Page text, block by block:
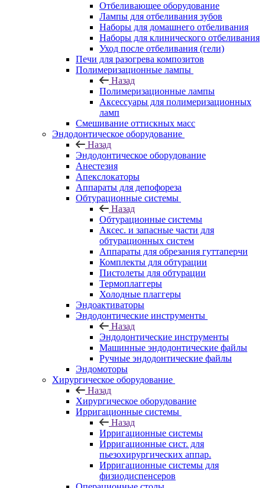
Отбеливающее оборудование
Лампы для отбеливания зубов
Наборы для домашнего отбеливания
Наборы для клинического отбеливания
Уход после отбеливания (гели)
Печи для разогрева композитов
Полимеризационные лампы
Назад
Полимеризационные лампы
Аксессуары для полимеризационных
ламп
Смешивание оттискных масс
Эндодонтическое оборудование
Назад
Эндодонтическое оборудование
Анестезия
Апекслокаторы
Аппараты для депофореза
Обтурационные системы
Назад
Обтурационные системы
Аксес. и запасные части для
обтурационных систем
Аппараты для обрезания гуттаперчи
Комплекты для обтурации
Пистолеты для обтурации
Термоплаггеры
Холодные плаггеры
Эндоактиваторы
Эндодонтические инструменты
Назад
Эндодонтические инструменты
Машинные эндодонтические файлы
Ручные эндодонтические файлы
Эндомоторы
Хирургическое оборудование
Назад
Хирургическое оборудование
Ирригационные системы
Назад
Ирригационные системы
Ирригационные сист. для
пьезохирургических аппар.
Ирригационные системы для
физиодиспенсеров